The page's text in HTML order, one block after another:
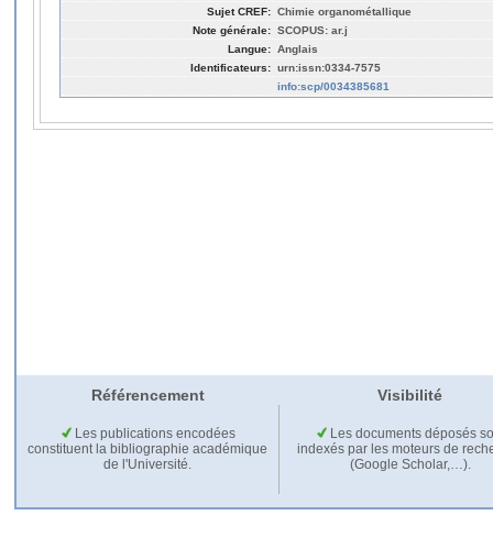
Sujet CREF: Chimie organométallique
Note générale: SCOPUS: ar.j
Langue: Anglais
Identificateurs: urn:issn:0334-7575
info:scp/0034385681
Référencement Visibilité
Les publications encodées
constituent la bibliographie académique
de l'Université.
Les documents déposés
indexés par les moteurs de
(Google Scholar,…).